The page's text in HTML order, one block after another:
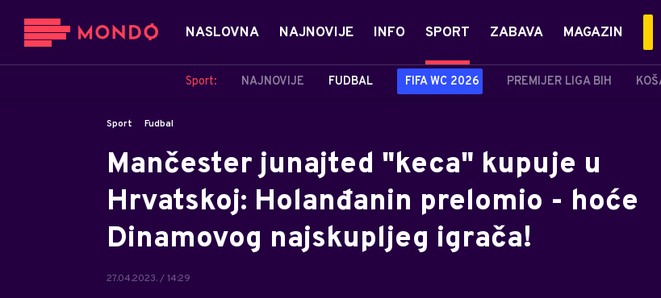
NASLOVNA NAJNOVIJE INFO SPORT
Sport: NAJNOVIJE FUDBAL FIFA WC 2026 PREMIJER LIGA BIH
ZABAVA MAGAZIN
Sport Fudbal
Mančester junajted "keca" kupuje u
Hrvatskoj: Holanđanin prelomio - hoće
Dinamovog najskupljeg igrača!
27.04.2023. / 14:29